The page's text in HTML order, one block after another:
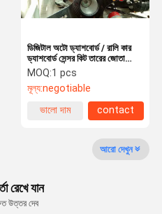
খবর কেস
ডিজিটাল অটো ড্যাশবোর্ড / রালি কার
ড্যাশবোর্ড সেন্সর কিট তারের জোতা
সংযোগকারী
MOQ:1 pcs
মূল্য:negotiable
ভালো দাম
contact
আরো দেখুন
রেখে যান
উত্তর দেব